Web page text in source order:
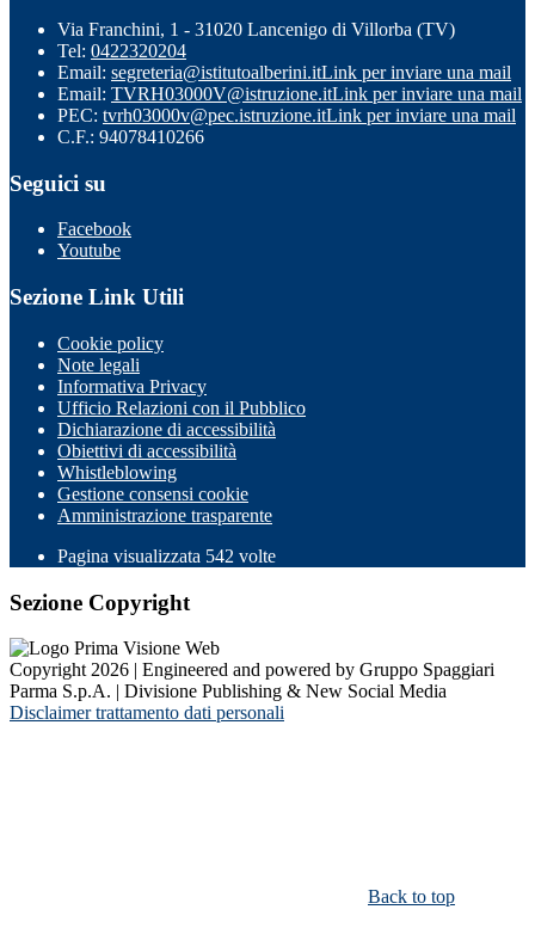
Via Franchini, 1 - 31020 Lancenigo di Villorba (TV)
Tel: 0422320204
Email: segreteria@istitutoalberini.itLink per inviare una mail
Email: TVRH03000V@istruzione.itLink per inviare una mail
PEC: tvrh03000v@pec.istruzione.itLink per inviare una mail
C.F.: 94078410266
Seguici su
Facebook
Youtube
Sezione Link Utili
Cookie policy
Note legali
Informativa Privacy
Ufficio Relazioni con il Pubblico
Dichiarazione di accessibilità
Obiettivi di accessibilità
Whistleblowing
Gestione consensi cookie
Amministrazione trasparente
Pagina visualizzata 542 volte
Sezione Copyright
Copyright 2026 | Engineered and powered by Gruppo Spaggiari
Parma S.p.A. | Divisione Publishing & New Social Media
Disclaimer trattamento dati personali
Back to top